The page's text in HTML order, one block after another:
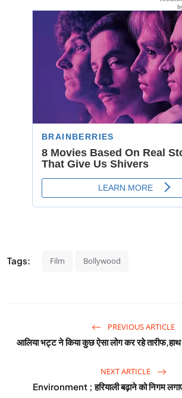
Tags: Film Bollywood
PREVIOUS ARTICLE
आलिया भट्ट ने किया कुछ ऐसा लोग कर रहे
NEXT ARTICLE
Environment ; हरियाली बढ़ाने को निगम